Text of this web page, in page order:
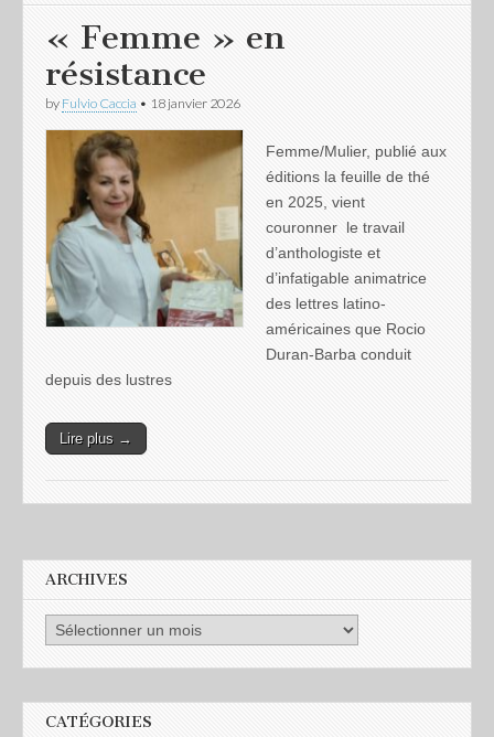
« Femme » en
résistance
by Fulvio Caccia • 18 janvier 2026
Femme/Mulier, publié aux
éditions la feuille de thé
en 2025, vient
couronner le travail
d’anthologiste et
d’infatigable animatrice
des lettres latino-
américaines que Rocio
Duran-Barba conduit
depuis des lustres
Lire plus →
ARCHIVES
CATÉGORIES